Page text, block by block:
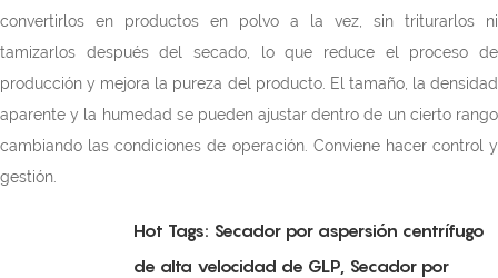
convertirlos en productos en polvo a la vez, sin triturarlos ni
tamizarlos después del secado, lo que reduce el proceso de
producción y mejora la pureza del producto. El tamaño, la densidad
aparente y la humedad se pueden ajustar dentro de un cierto rango
cambiando las condiciones de operación. Conviene hacer control y
gestión.
Hot Tags: Secador por aspersión centrífugo
de alta velocidad de GLP, Secador por